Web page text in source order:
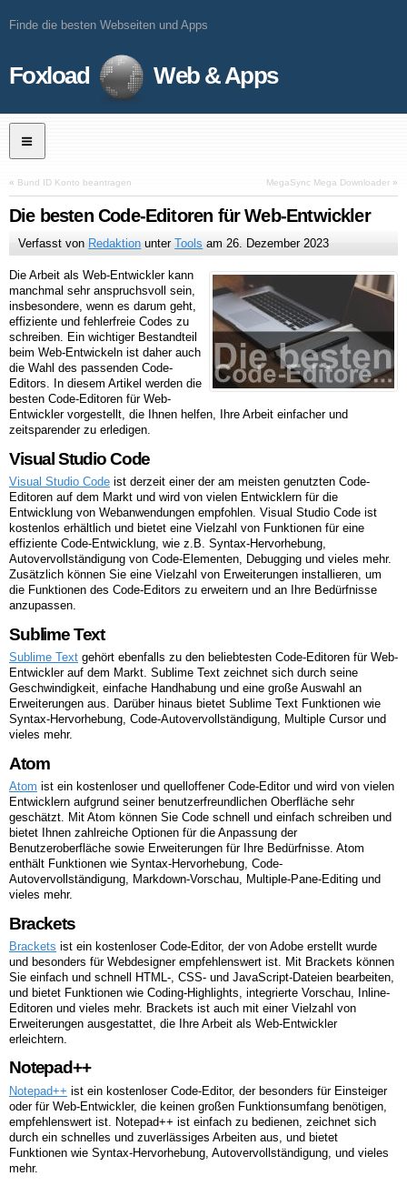
Finde die besten Webseiten und Apps
Foxload Web & Apps
« Bund ID Konto beantragen MegaSync Mega Downloader »
Die besten Code-Editoren für Web-Entwickler
Verfasst von Redaktion unterTools am26. Dezember 2023
Die Arbeit als Web-Entwickler kann
manchmal sehr anspruchsvoll sein,
insbesondere, wenn es darum geht,
effiziente und fehlerfreie Codes zu
schreiben. Ein wichtiger Bestandteil
beim Web-Entwickeln ist daher auch
die Wahl des passenden Code-
Editors. In diesem Artikel werden die
besten Code-Editoren für Web-
Entwickler vorgestellt, die Ihnen helfen, Ihre Arbeit einfacher und
zeitsparender zu erledigen.
Visual Studio Code
Visual Studio Code ist derzeit einer der am meisten genutzten Code-
Editoren auf dem Markt und wird von vielen Entwicklern für die
Entwicklung von Webanwendungen empfohlen. Visual Studio Code ist
kostenlos erhältlich und bietet eine Vielzahl von Funktionen für eine
effiziente Code-Entwicklung, wie z.B. Syntax-Hervorhebung,
Autovervollständigung von Code-Elementen, Debugging und vieles mehr.
Zusätzlich können Sie eine Vielzahl von Erweiterungen installieren, um
die Funktionen des Code-Editors zu erweitern und an Ihre Bedürfnisse
anzupassen.
Sublime Text
Sublime Text gehört ebenfalls zu den beliebtesten Code-Editoren für Web-
Entwickler auf dem Markt. Sublime Text zeichnet sich durch seine
Geschwindigkeit, einfache Handhabung und eine große Auswahl an
Erweiterungen aus. Darüber hinaus bietet Sublime Text Funktionen wie
Syntax-Hervorhebung, Code-Autovervollständigung, Multiple Cursor und
vieles mehr.
Atom
Atom ist ein kostenloser und quelloffener Code-Editor und wird von vielen
Entwicklern aufgrund seiner benutzerfreundlichen Oberfläche sehr
geschätzt. Mit Atom können Sie Code schnell und einfach schreiben und
bietet Ihnen zahlreiche Optionen für die Anpassung der
Benutzeroberfläche sowie Erweiterungen für Ihre Bedürfnisse. Atom
enthält Funktionen wie Syntax-Hervorhebung, Code-
Autovervollständigung, Markdown-Vorschau, Multiple-Pane-Editing und
vieles mehr.
Brackets
Brackets ist ein kostenloser Code-Editor, der von Adobe erstellt wurde
und besonders für Webdesigner empfehlenswert ist. Mit Brackets können
Sie einfach und schnell HTML-, CSS- und JavaScript-Dateien bearbeiten,
und bietet Funktionen wie Coding-Highlights, integrierte Vorschau, Inline-
Editoren und vieles mehr. Brackets ist auch mit einer Vielzahl von
Erweiterungen ausgestattet, die Ihre Arbeit als Web-Entwickler
erleichtern.
Notepad++
Notepad++ ist ein kostenloser Code-Editor, der besonders für Einsteiger
oder für Web-Entwickler, die keinen großen Funktionsumfang benötigen,
empfehlenswert ist. Notepad++ ist einfach zu bedienen, zeichnet sich
durch ein schnelles und zuverlässiges Arbeiten aus, und bietet
Funktionen wie Syntax-Hervorhebung, Autovervollständigung, und vieles
mehr.